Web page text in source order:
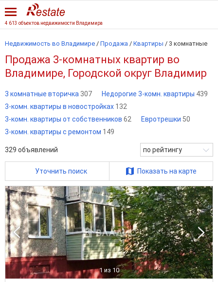
4 613 объектов недвижимости Владимира
Недвижимость во Владимире / Продажа / Квартиры / 3 комнатные
Продажа 3-комнатных квартир во
Владимире, Городской округ Владимир
3 комнатные вторичка 307 Недорогие 3-комн. квартиры 439
3-комн. квартиры в новостройках 132
3-комн. квартиры от собственников 62 Евротрешки 50
3-комн. квартиры с ремонтом 149
329 объявлений по рейтингу
Уточнить поиск Показать на карте
1 из 10